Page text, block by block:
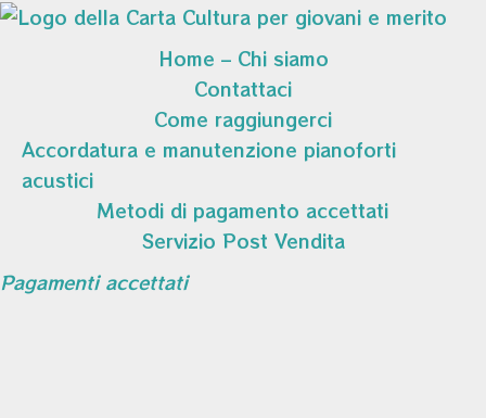
Home – Chi siamo
Contattaci
Come raggiungerci
Accordatura e manutenzione pianoforti
acustici
Metodi di pagamento accettati
Servizio Post Vendita
Pagamenti accettati